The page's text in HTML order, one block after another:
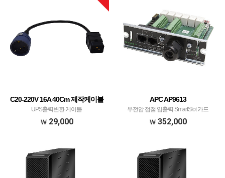
C20-220V 16A 40Cm 제작케이블
UPS출력변환 케이블
29,000
APC AP9613
무전압 접점 입출력 SmartSlot 카드
352,000